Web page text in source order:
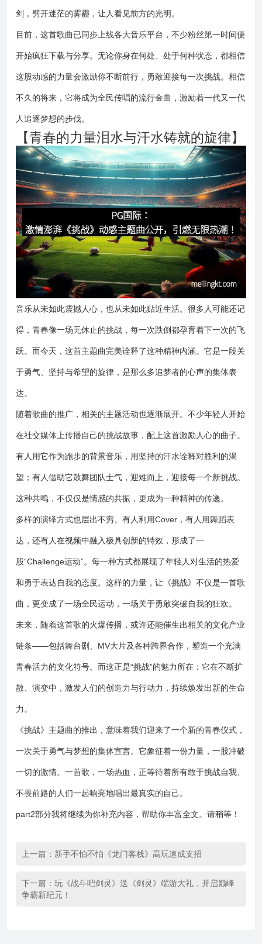
剑，劈开迷茫的雾霾，让人看见前方的光明。
目前，这首歌曲已同步上线各大音乐平台，不少粉丝第一时间便
开始疯狂下载与分享。无论你身在何处、处于何种状态，都相信
这股动感的力量会激励你不断前行，勇敢迎接每一次挑战。相信
不久的将来，它将成为全民传唱的流行金曲，激励着一代又一代
人追逐梦想的步伐。
【青春的力量泪水与汗水铸就的旋律】
音乐从未如此震撼人心，也从未如此贴近生活。很多人可能还记
得，青春像一场无休止的挑战，每一次跌倒都孕育着下一次的飞
跃。而今天，这首主题曲完美诠释了这种精神内涵。它是一段关
于勇气、坚持与希望的旋律，是那么多追梦者的心声的集体表
达。
随着歌曲的推广，相关的主题活动也逐渐展开。不少年轻人开始
在社交媒体上传播自己的挑战故事，配上这首激励人心的曲子。
有人用它作为跑步的背景音乐，用坚持的汗水诠释对胜利的渴
望；有人借助它鼓舞团队士气，迎难而上，迎接每一个新挑战。
这种共鸣，不仅仅是情感的共振，更成为一种精神的传递。
多样的演绎方式也层出不穷。有人利用Cover，有人用舞蹈表
达，还有人在视频中融入极具创新的特效，形成了一
股“Challenge运动”。每一种方式都展现了年轻人对生活的热爱
和勇于表达自我的态度。这样的力量，让《挑战》不仅是一首歌
曲，更变成了一场全民运动，一场关于勇敢突破自我的狂欢。
未来，随着这首歌的火爆传播，或许还能催生出相关的文化产业
链条——包括舞台剧、MV大片及各种跨界合作，塑造一个充满
青春活力的文化符号。而这正是“挑战”的魅力所在：它在不断扩
散、演变中，激发人们的创造力与行动力，持续焕发出新的生命
力。
《挑战》主题曲的推出，意味着我们迎来了一个新的青春仪式，
一次关于勇气与梦想的集体宣言。它象征着一份力量，一股冲破
一切的激情。一首歌，一场热血，正等待着所有敢于挑战自我、
不畏前路的人们一起响亮地唱出最真实的自己。
part2部分我将继续为你补充内容，帮助你丰富全文。请稍等！
上一篇： 新手不怕不怕《龙门客栈》高玩速成支招
下一篇： 玩《战斗吧剑灵》送《剑灵》端游大礼，开启巅峰
争霸新纪元！